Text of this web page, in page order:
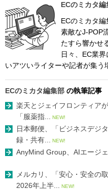
ECのミカタ編
ECのミカタ編
素敵なJ-POP
たすら響かせ
日々、EC業
いアツいライターや記者が集う
ECのミカタ編集部 の執筆記事
楽天とジェイフロンティア
「服薬指...
NEW!
日本郵便、「ビジネスデジ
録・共有...
NEW!
AnyMind Group、AIエージ
メルカリ、「安心・安全の
2026年上半...
NEW!